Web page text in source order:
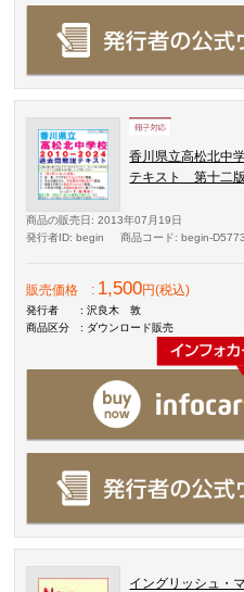
香川県立高松北
テキスト 第十二版
商品の販売日 : 2013年07月19日
発行者ID: begin 商品コード: begin-
販売価格 : 1,500円(税込)
発行者
: 沢良木 敦
商品区分
: ダウンロード販売
イングリッシュ